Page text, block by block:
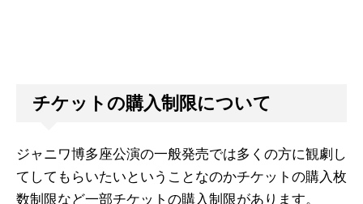
チケットの購入制限について
ジャニワ博多座公演の一般発売では多くの方に観劇し
てしてもらいたいということなのかチケットの購入枚
数制限など一部チケットの購入制限があります。